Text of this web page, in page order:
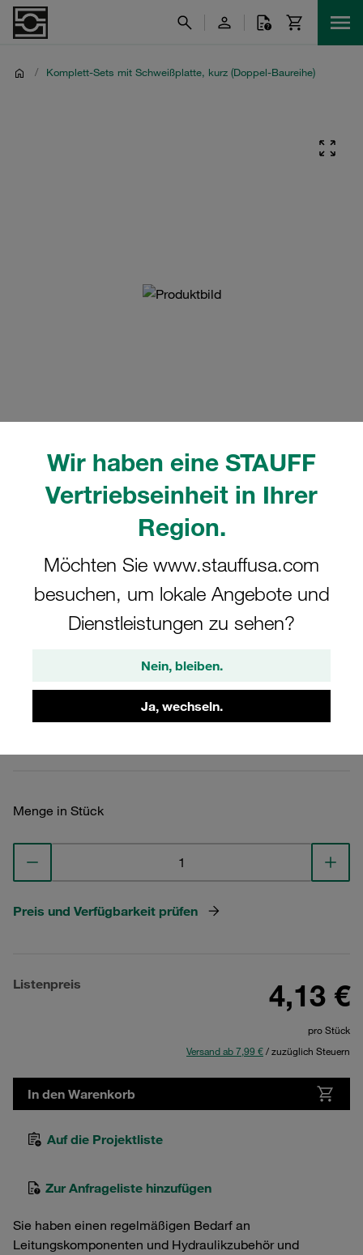
Wir haben eine STAUFF
Vertriebseinheit in Ihrer
Region.
Möchten Sie www.stauffusa.com
besuchen, um lokale Angebote und
Dienstleistungen zu sehen?
Nein, bleiben.
Ja, wechseln.
/ Komplett-Sets mit Schweißplatte, kurz (Doppel-Baureihe)
Bitte beachten Sie: Das Bild dient nur zur Veranschaulichung und kann vom
Mehr anzeigen
Komplettschelle Doppel-Baureihe Gr.
1D Ø6mm Polyamid W10 Anschweißpl.,
kurz Deckpl., IS-Schraube gerippt, mit
Vorspannung
Menge in Stück
Preis und Verfügbarkeit prüfen
Listenpreis 4,13 €
pro Stück
Versand ab 7,99 €/ zuzüglich Steuern
In den Warenkorb
Auf die Projektliste
Zur Anfrageliste hinzufügen
Sie haben einen regelmäßigen Bedarf an
Leitungskomponenten und Hydraulikzubehör und